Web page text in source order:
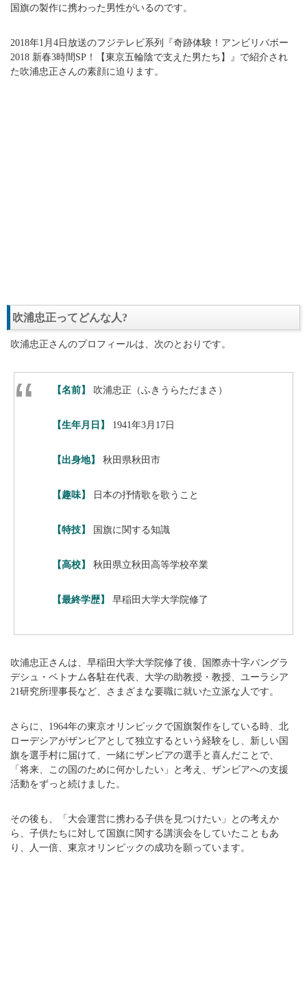
国旗の製作に携わった男性がいるのです。
2018年1月4日放送のフジテレビ系列『奇跡体験！アンビリバボー
2018 新春3時間SP！【東京五輪陰で支えた男たち】』で紹介され
た吹浦忠正さんの素顔に迫ります。
吹浦忠正ってどんな人?
吹浦忠正さんのプロフィールは、次のとおりです。
【名前】 吹浦忠正（ふきうらただまさ）
【生年月日】 1941年3月17日
【出身地】 秋田県秋田市
【趣味】 日本の抒情歌を歌うこと
【特技】 国旗に関する知識
【高校】 秋田県立秋田高等学校卒業
【最終学歴】 早稲田大学大学院修了
吹浦忠正さんは、早稲田大学大学院修了後、国際赤十字バングラ
デシュ・ベトナム各駐在代表、大学の助教授・教授、ユーラシア
21研究所理事長など、さまざまな要職に就いた立派な人です。
さらに、1964年の東京オリンピックで国旗製作をしている時、北
ローデシアがザンビアとして独立するという経験をし、新しい国
旗を選手村に届けて、一緒にザンビアの選手と喜んだことで、
「将来、この国のために何かしたい」と考え、ザンビアへの支援
活動をずっと続けました。
その後も、「大会運営に携わる子供を見つけたい」との考えか
ら、子供たちに対して国旗に関する講演会をしていたこともあ
り、人一倍、東京オリンピックの成功を願っています。